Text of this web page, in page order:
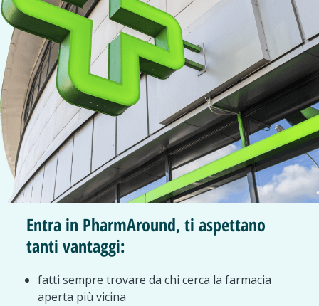
Entra in PharmAround, ti aspettano
tanti vantaggi:
fatti sempre trovare da chi cerca la farmacia
aperta più vicina